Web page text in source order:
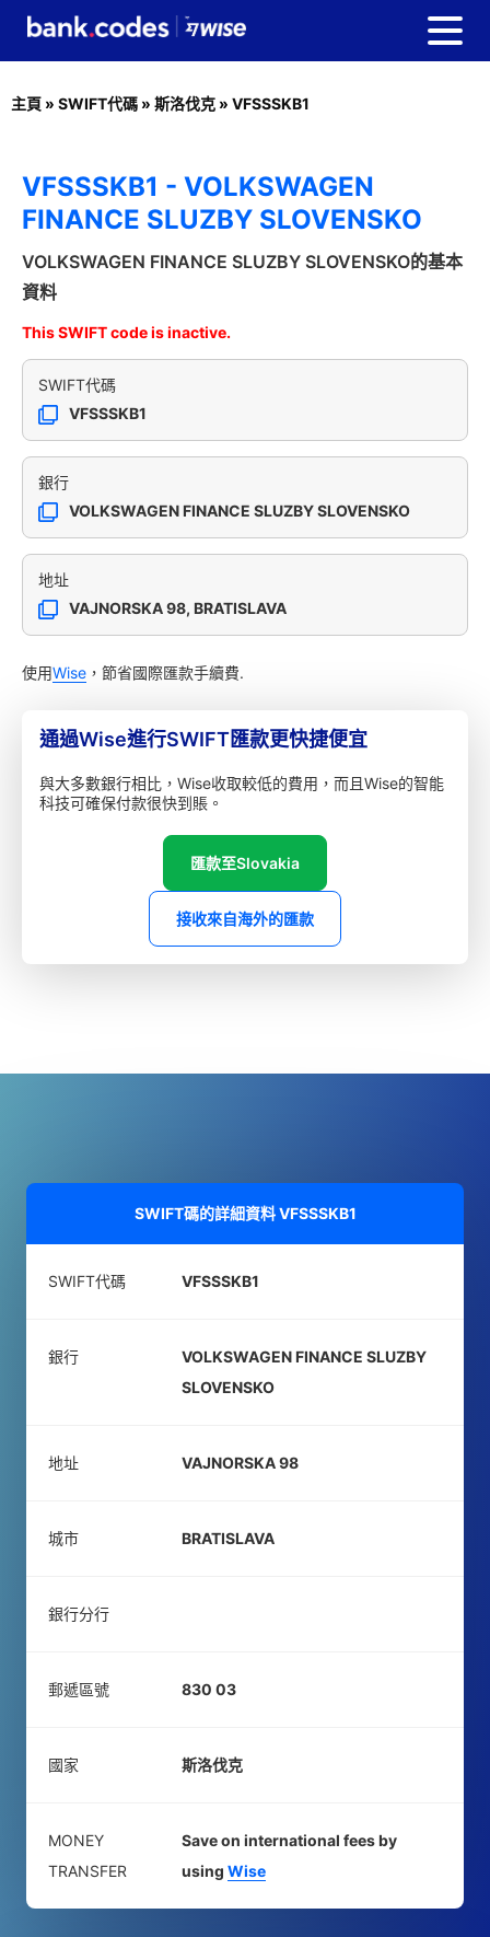
主頁 » SWIFT代碼 » 斯洛伐克 » VFSSSKB1
VFSSSKB1 - VOLKSWAGEN
FINANCE SLUZBY SLOVENSKO
VOLKSWAGEN FINANCE SLUZBY SLOVENSKO的基本
資料
This SWIFT code is inactive.
SWIFT代碼
VFSSSKB1
銀行
VOLKSWAGEN FINANCE SLUZBY SLOVENSKO
地址
VAJNORSKA 98, BRATISLAVA
使用Wise ，節省國際匯款手續費.
通過Wise進行SWIFT匯款更快捷便宜
與大多數銀行相比，Wise收取較低的費用，而且Wise的智能
科技可確保付款很快到賬。
匯款至Slovakia
接收來自海外的匯款
SWIFT碼的詳細資料VFSSSKB1
SWIFT代碼 VFSSSKB1
銀行
VOLKSWAGEN FINANCE SLUZBY
SLOVENSKO
地址 VAJNORSKA 98
城市 BRATISLAVA
銀行分行
郵遞區號 830 03
國家 斯洛伐克
MONEY
TRANSFER
Save on international fees by
using Wise